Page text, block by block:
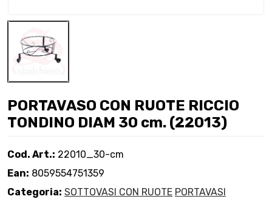
PORTAVASO CON RUOTE RICCIO
TONDINO DIAM 30 cm. (22013)
Cod. Art.: 22010_30-cm
Ean: 8059554751359
Categoria: SOTTOVASI CON RUOTE PORTAVASI